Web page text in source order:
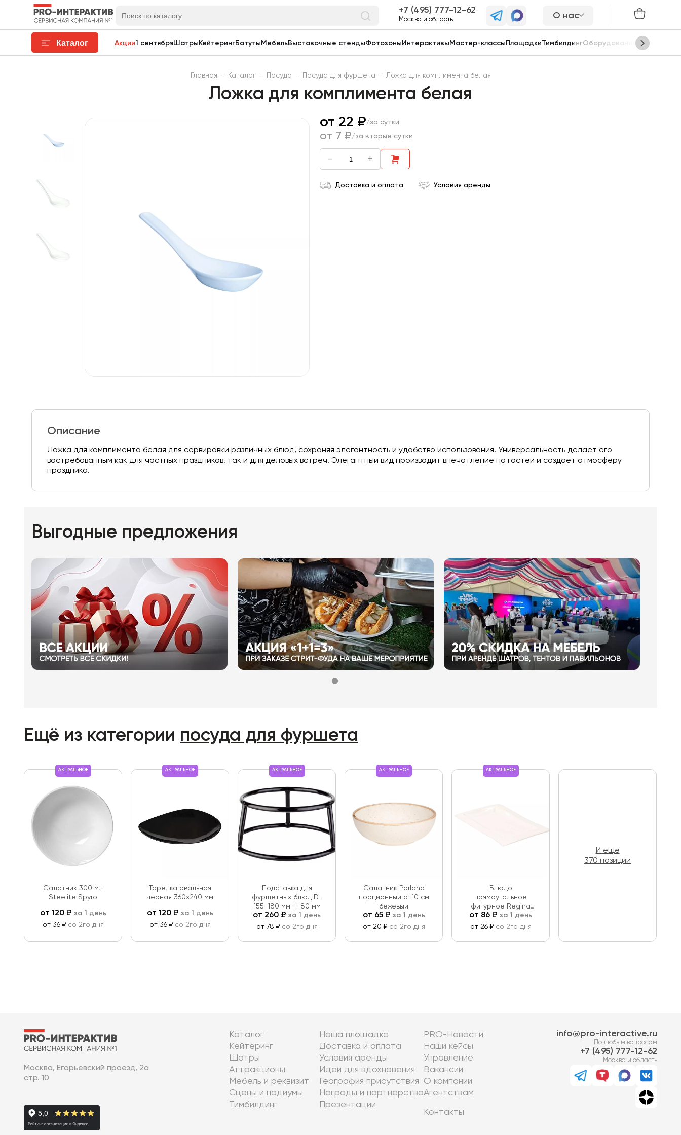
7 (495) 777-12-62
Москва и область О нас
Каталог Акции1 сентябряШатры КейтерингБатуты МебельВыставочные стендыФотозоны Интерактивы Мастер-классы ПлощадкиТимбилдингОборудование Сцены
Главная - Каталог - Посуда - Посуда для фуршета - Ложка для комплимента белая
Ложка для комплимента белая
от 22 ₽/за сутки
от 7 ₽/за вторые сутки
- +
Доставка и оплата Условия аренды
Описание
Ложка для комплимента белая для сервировки различных блюд, сохраняя элегантность и удобство использования. Универсальность делает его
востребованным как для частных праздников, так и для деловых встреч. Элегантный вид производит впечатление на гостей и создаёт атмосферу
праздника.
Выгодные предложения
Ещё из категории посуда для фуршета
АКТУАЛЬНОЕ
Салатник 300 мл
Steelite Spyro
от 120₽ за 1 день
от 36 ₽ со 2го дня
АКТУАЛЬНОЕ
Тарелка овальная
чёрная 360х240 мм
от 120₽ за 1 день
от 36 ₽ со 2го дня
АКТУАЛЬНОЕ
Подставка для
фуршетных блюд D-
155-180 мм Н-80 мм
от 260 ₽ за 1 день
от 78 ₽ со 2го дня
АКТУАЛЬНОЕ
Салатник Porland
порционный d-10 см
бежевый
от 65₽ за 1 день
от 20 ₽ со 2го дня
АКТУАЛЬНОЕ
Блюдо
прямоугольное
фигурное Regina
31х21 см
от 86 ₽ за 1 день
от 26 ₽ со 2го дня
И ещё
370 позиций
Москва, Егорьевский проезд, 2а
стр. 10
Каталог
Кейтеринг
Шатры
Аттракционы
Мебель и реквизит
Сцены и подиумы
Тимбилдинг
Наша площадка
Доставка и оплата
Условия аренды
Идеи для вдохновения
География присутствия
Награды и партнерство
Презентации
PRO-Новости
Наши кейсы
Управление
Вакансии
О компании
Агентствам
Контакты
info@pro-interactive.ru
По любым вопросам
7 (495) 777-12-62
Москва и область